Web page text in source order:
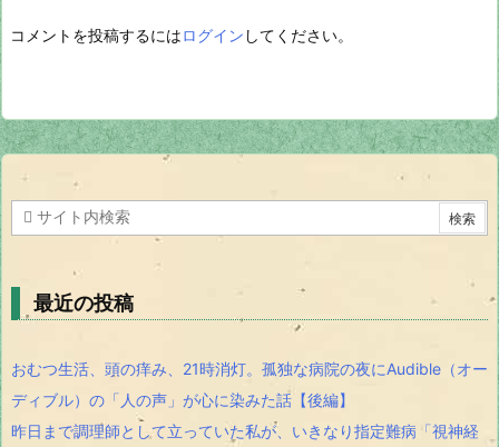
コメントを投稿するにはログイン してください。
最近の投稿
おむつ生活、頭の痒み、21時消灯。孤独な病院の夜にAudible（オー
ディブル）の「人の声」が心に染みた話【後編】
昨日まで調理師として立っていた私が、いきなり指定難病「視神経